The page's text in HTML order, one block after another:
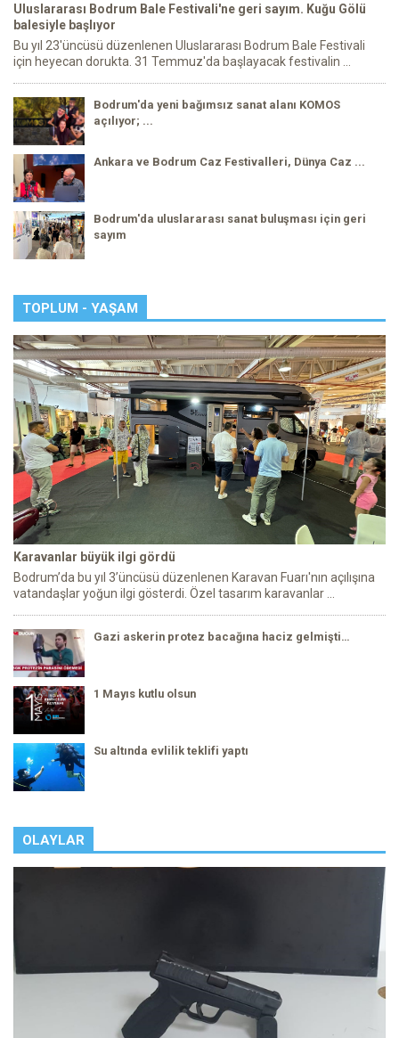
Uluslararası Bodrum Bale Festivali'ne geri sayım. Kuğu Gölü
balesiyle başlıyor
Bu yıl 23'üncüsü düzenlenen Uluslararası Bodrum Bale Festivali
için heyecan dorukta. 31 Temmuz'da başlayacak festivalin ...
Bodrum'da yeni bağımsız sanat alanı KOMOS
açılıyor; ...
Ankara ve Bodrum Caz Festivalleri, Dünya Caz ...
Bodrum'da uluslararası sanat buluşması için geri
sayım
TOPLUM - YAŞAM
Karavanlar büyük ilgi gördü
Bodrum’da bu yıl 3’üncüsü düzenlenen Karavan Fuarı'nın açılışına
vatandaşlar yoğun ilgi gösterdi. Özel tasarım karavanlar ...
Gazi askerin protez bacağına haciz gelmişti…
1 Mayıs kutlu olsun
Su altında evlilik teklifi yaptı
OLAYLAR